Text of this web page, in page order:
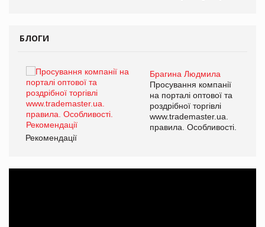
БЛОГИ
Брагина Людмила
Просування компанії
на порталі оптової та
роздрібної торгівлі
www.trademaster.ua.
правила. Особливості.
Рекомендації